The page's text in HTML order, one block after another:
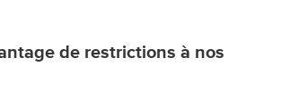
de restrictions à nos